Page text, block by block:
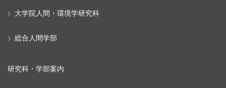
大学院人間・環境学研究科
総合人間学部
研究科・学部案内